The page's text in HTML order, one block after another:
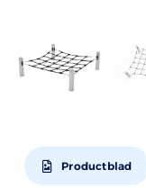
Productblad